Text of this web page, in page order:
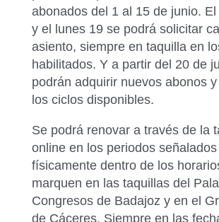
abonados del 1 al 15 de junio.
y el lunes 19 se podrá solicitar
asiento, siempre en taquilla en
habilitados. Y a partir del 20 de
podrán adquirir nuevos abonos
los ciclos disponibles.
Se podrá renovar a través de la
online en los periodos
físicamente dentro de los
marquen en las taquillas del
Congresos de Badajoz y en el
de Cáceres. Siempre en las